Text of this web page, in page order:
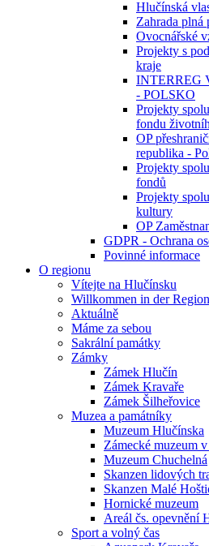
Hlučínská
Zahrada plná
Ovocnářské
Projekty s
kraje
INTERREG
- POLSKO
Projekty
fondu
OP
republika -
Projekty
fondů
Projekty
kultury
OP
GDPR - Ochrana
Povinné informace
O regionu
Vítejte na Hlučínsku
Willkommen in der
Aktuálně
Máme za sebou
Sakrální památky
Zámky
Zámek Hlučín
Zámek Kravaře
Zámek Šilheřovice
Muzea a památníky
Muzeum Hlučínska
Zámecké muzeum
Muzeum Chuchelná
Skanzen lidových
Skanzen Malé
Hornické muzeum
Areál čs. opevnění
Sport a volný čas